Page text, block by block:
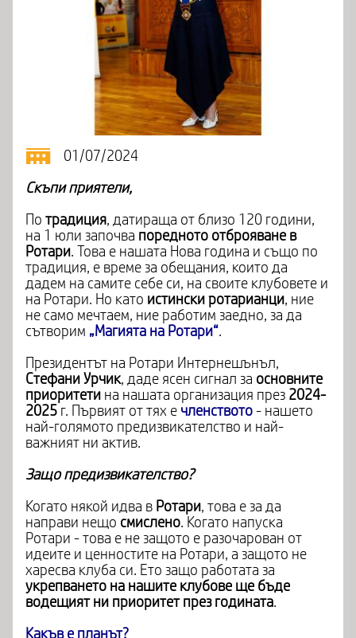
01/07/2024
Скъпи приятели,
По традиция, датираща от близо 120 години,
на 1 юли започва поредното отброяване в
Ротари. Това е нашата Нова година и също по
традиция, е време за обещания, които да
дадем на самите себе си, на своите клубовете и
на Ротари. Но като истински ротарианци, ние
не само мечтаем, ние работим заедно, за да
сътворим „Магията на Ротари“.
Президентът на Ротари Интернешънъл,
Стефани Урчик, даде ясен сигнал за основните
приоритети на нашата организация през 2024-
2025 г. Първият от тях е членството - нашето
най-голямото предизвикателство и най-
важният ни актив.
Защо предизвикателство?
Когато някой идва в Ротари, това е за да
направи нещо смислено. Когато напуска
Ротари - това е не защото е разочарован от
идеите и ценностите на Ротари, а защото не
харесва клуба си. Ето защо работата за
укрепването на нашите клубове ще бъде
водещият ни приоритет през годината.
Какъв е планът?